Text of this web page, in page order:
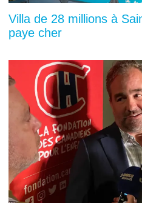
Villa de 28 millions à
paye cher